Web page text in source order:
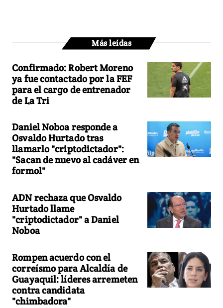
Más leídas
Confirmado: Robert Moreno
ya fue contactado por la FEF
para el cargo de entrenador
de La Tri
Daniel Noboa responde a
Osvaldo Hurtado tras
llamarlo "criptodictador":
"Sacan de nuevo al cadáver en
formol"
ADN rechaza que Osvaldo
Hurtado llame
"criptodictador" a Daniel
Noboa
Rompen acuerdo con el
correísmo para Alcaldía de
Guayaquil: líderes arremeten
contra candidata
"chimbadora"